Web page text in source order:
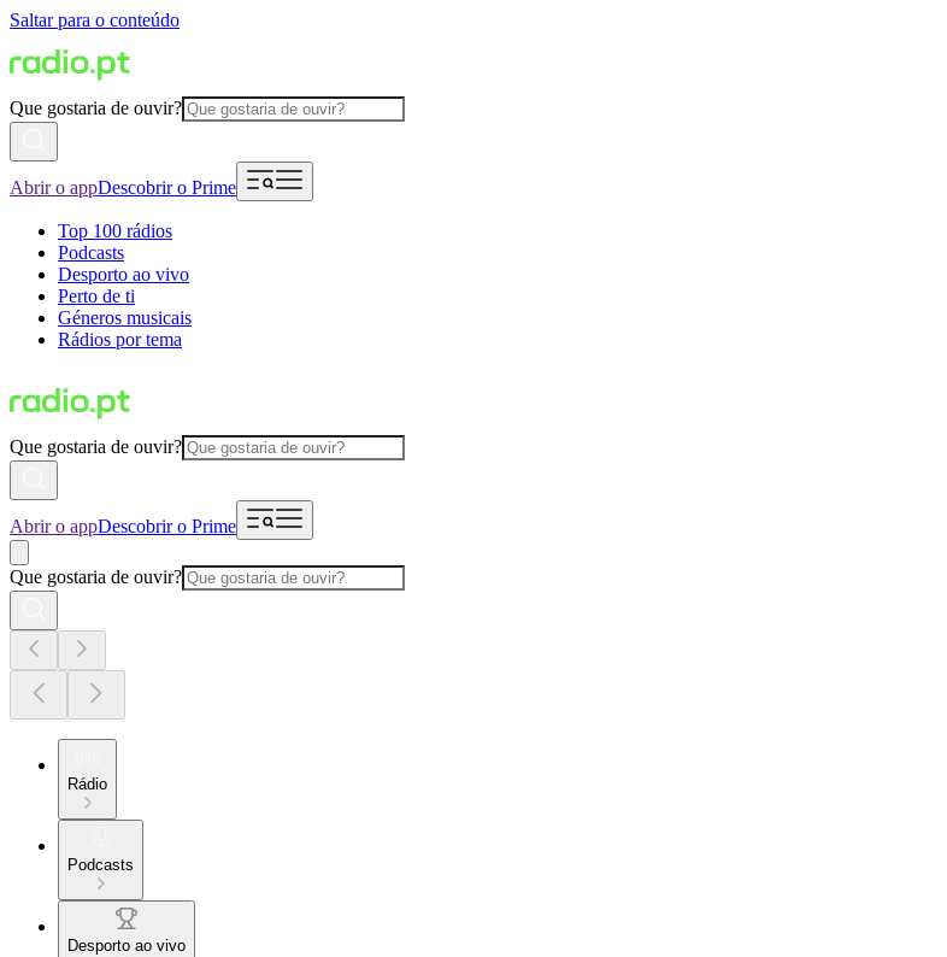
Saltar para o conteúdo
Que gostaria de ouvir?
Abrir o appDescobrir o Prime
Top 100 rádios
Podcasts
Desporto ao vivo
Perto de ti
Géneros musicais
Rádios por tema
Que gostaria de ouvir?
Abrir o appDescobrir o Prime
Que gostaria de ouvir?
Rádio
Podcasts
Desporto ao vivo